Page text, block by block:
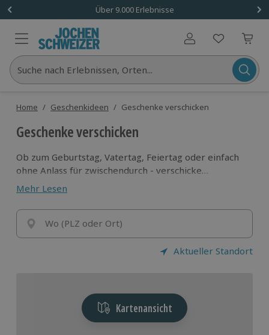
Über 9.000 Erlebnisse
Benutzerkonto
Suche nach Erlebnissen, Orten...
Home / Geschenkideen / Geschenke verschicken
Geschenke verschicken
Ob zum Geburtstag, Vatertag, Feiertag oder einfach
ohne Anlass für zwischendurch - verschicke
Geschenke direkt ohne Umweg
nach Hause
eingeben und Vorfreude auf zukünftige Abenteuer
machen.
Mehr Lesen
Wo (PLZ oder Ort)
Aktueller Standort
Kartenansicht